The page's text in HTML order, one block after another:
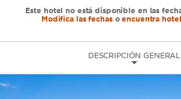
Este hotel no está disponible en las
Modifica las fechasoencuentra
DESCRIPCIÓN GENERAL